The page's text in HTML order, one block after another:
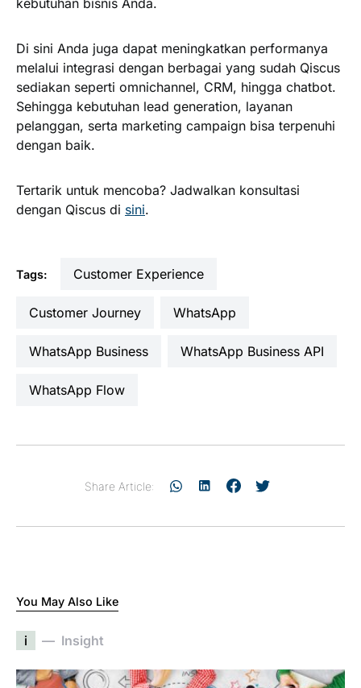
kebutuhan bisnis Anda.
Di sini Anda juga dapat meningkatkan performanya
melalui integrasi dengan berbagai yang sudah Qiscus
sediakan seperti omnichannel, CRM, hingga chatbot.
Sehingga kebutuhan lead generation, layanan
pelanggan, serta marketing campaign bisa terpenuhi
dengan baik.
Tertarik untuk mencoba? Jadwalkan konsultasi
dengan Qiscus di sini.
Tags: Customer Experience
Customer Journey WhatsApp
WhatsApp Business WhatsApp Business API
WhatsApp Flow
Share Article:
You May Also Like
i Insight